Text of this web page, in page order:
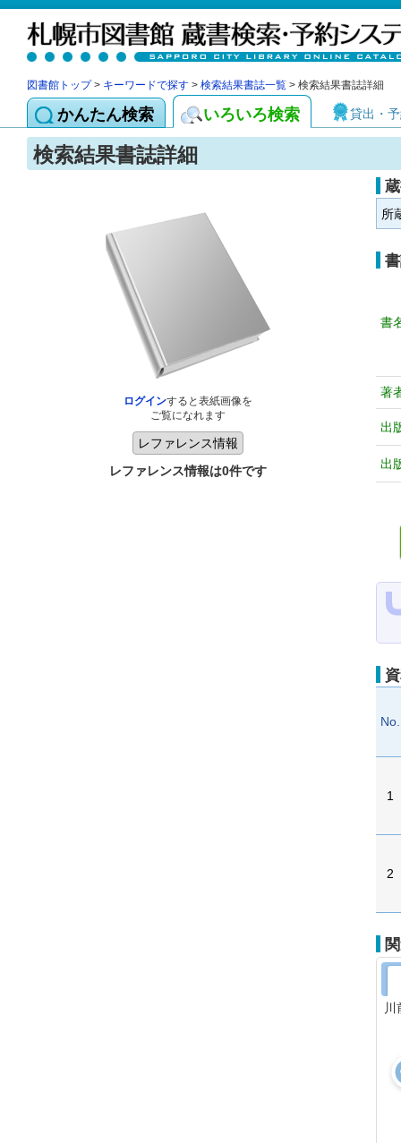
図書館トップ> キーワードで探す > 検索結果書誌一覧 > 検索結果書誌詳細
かんたん検索 いろいろ検索 貸出・
検索結果書誌詳細
ログインすると表紙画像を
ご覧になれます
レファレンス情報は0件です
所
書
著
出
出
No.
1
2